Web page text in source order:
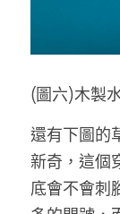
(圖六)木製
還有下圖的
新奇，這個
底會不會刺